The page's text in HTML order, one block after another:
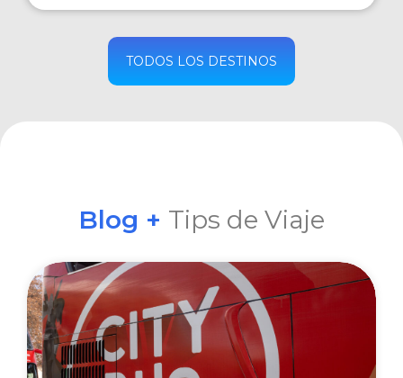
COMPRAR
TODOS LOS DESTINOS
Blog + Tips de Viaje